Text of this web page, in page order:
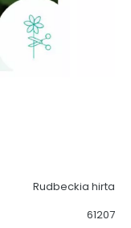
Rudbeckia hirta
61207